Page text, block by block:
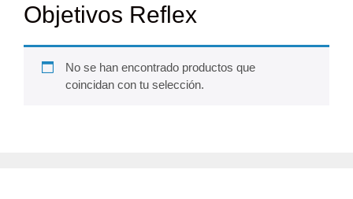
Objetivos Reflex
No se han encontrado productos que
coincidan con tu selección.